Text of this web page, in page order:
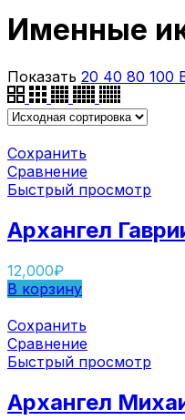
Именные
Показать 20 40 80 100
Сохранить
Сравнение
Быстрый просмотр
Архангел
12,000₽
В корзину
Сохранить
Сравнение
Быстрый просмотр
Архангел